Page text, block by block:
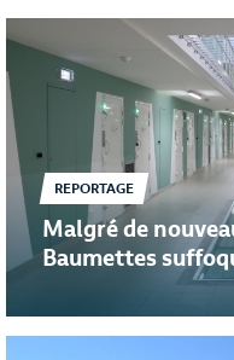
REPORTAGE
Malgré de
Baumettes